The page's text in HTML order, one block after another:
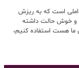
است که به ریزش
و خوش حالت داشته
ما هست استفاده کنیم،